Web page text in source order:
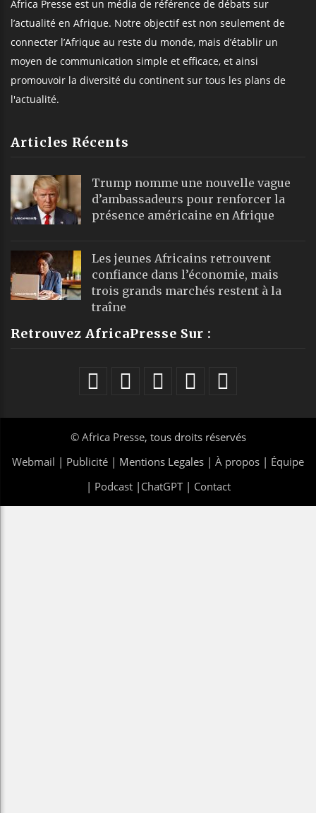
Africa Presse est un média de référence de débats sur
l’actualité en Afrique. Notre objectif est non seulement de
connecter l’Afrique au reste du monde, mais d’établir un
moyen de communication simple et efficace, et ainsi
promouvoir la diversité du continent sur tous les plans de
l'actualité.
Articles Récents
Trump nomme une nouvelle vague
d’ambassadeurs pour renforcer la
présence américaine en Afrique
Les jeunes Africains retrouvent
confiance dans l’économie, mais
trois grands marchés restent à la
traîne
Retrouvez AfricaPresse Sur :
© Africa Presse, tous droits réservés
Webmail | Publicité | Mentions Legales | À propos | Équipe
| Podcast| ChatGPT| Contact